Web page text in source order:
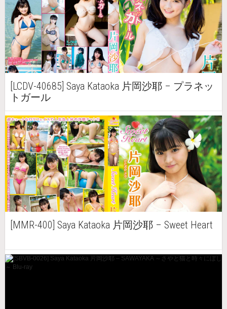
[LCDV-40685] Saya Kataoka 片岡沙耶 – プラネッ
トガール
[MMR-400] Saya Kataoka 片岡沙耶 – Sweet Heart